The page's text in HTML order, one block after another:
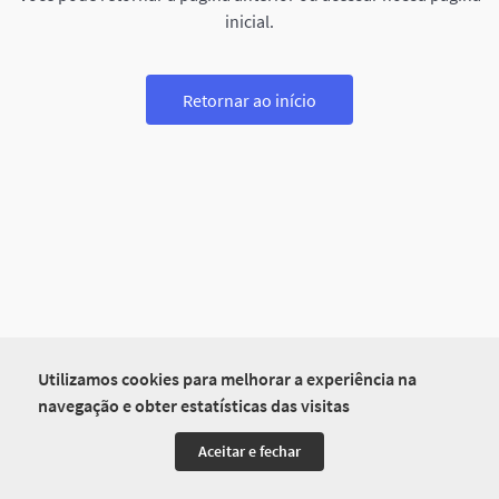
Utilizamos cookies para melhorar a experiência na
navegação e obter estatísticas das visitas
Aceitar e fechar
inicial.
Retornar ao início